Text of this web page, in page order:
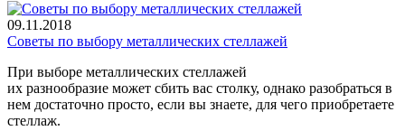
09.11.2018
Советы по выбору металлических стеллажей
При выборе металлических стеллажей
их разнообразие может сбить вас столку, однако разобраться в
нем достаточно просто, если вы знаете, для чего приобретаете
стеллаж.